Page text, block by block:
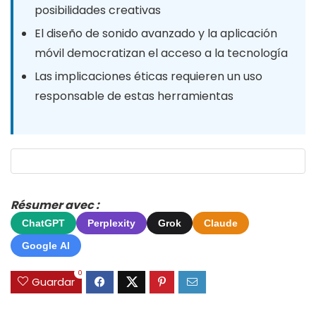
posibilidades creativas
El diseño de sonido avanzado y la aplicación
móvil democratizan el acceso a la tecnología
Las implicaciones éticas requieren un uso
responsable de estas herramientas
Résumer avec :
ChatGPT Perplexity Grok
Claude
Google AI
Guardar
0